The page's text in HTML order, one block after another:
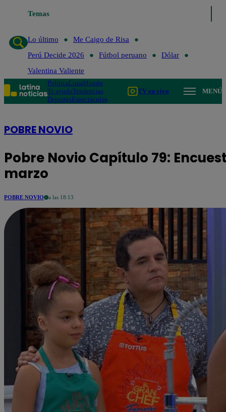
Temas
Lo último
Me Caigo de Risa
Perú Decide 2026
Fútbol peruano
Dólar
Valentina Valiente
PolíticaLimaMundo
Te ayudoTendencias
DeportesEspectáculos
TV en vivo MENÚ
POBRE NOVIO
Pobre Novio Capítulo 79:
marzo
POBRE NOVIO a las 18:13